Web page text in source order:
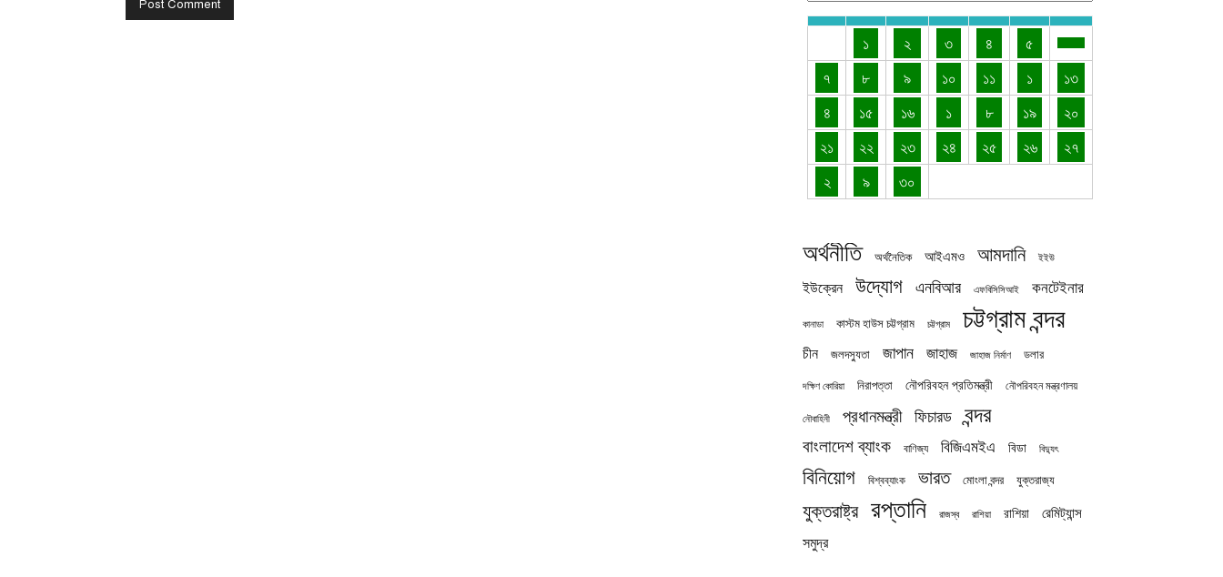
১ ২ ৩ ৪
৫
৭
৮ ৯ ১০ ১১ ১
১৩
৪
১৫ ১৬ ১ ৮ ১৯
২০
২১
২২ ২৩ ২৪ ২৫ ২৬
২৭
২
৯ ৩০
অর্থনীতি অর্থনৈতিক আইএমও আমদানি ইইউ
ইউক্রেন উদ্যোগ এনবিআর এফবিসিসিআই কনটেইনার
কানাডা কাস্টম হাউস চট্টগ্রাম চট্টগ্রাম চট্টগ্রাম বন্দর
চীন জলদস্যুতা জাপান জাহাজ জাহাজ নির্মাণ ডলার
দক্ষিণ কোরিয়া নিরাপত্তা নৌপরিবহন প্রতিমন্ত্রী নৌপরিবহন মন্ত্রণালয়
নৌবাহিনী প্রধানমন্ত্রী ফিচারড বন্দর
বাংলাদেশ ব্যাংক বাণিজ্য বিজিএমইএ বিডা বিদ্যুৎ
বিনিয়োগ বিশ্বব্যাংক ভারত মোংলা বন্দর যুক্তরাজ্য
যুক্তরাষ্ট্র রপ্তানি রাজস্ব রাশিয়া রাশিয়া রেমিট্যান্স
সমুদ্র